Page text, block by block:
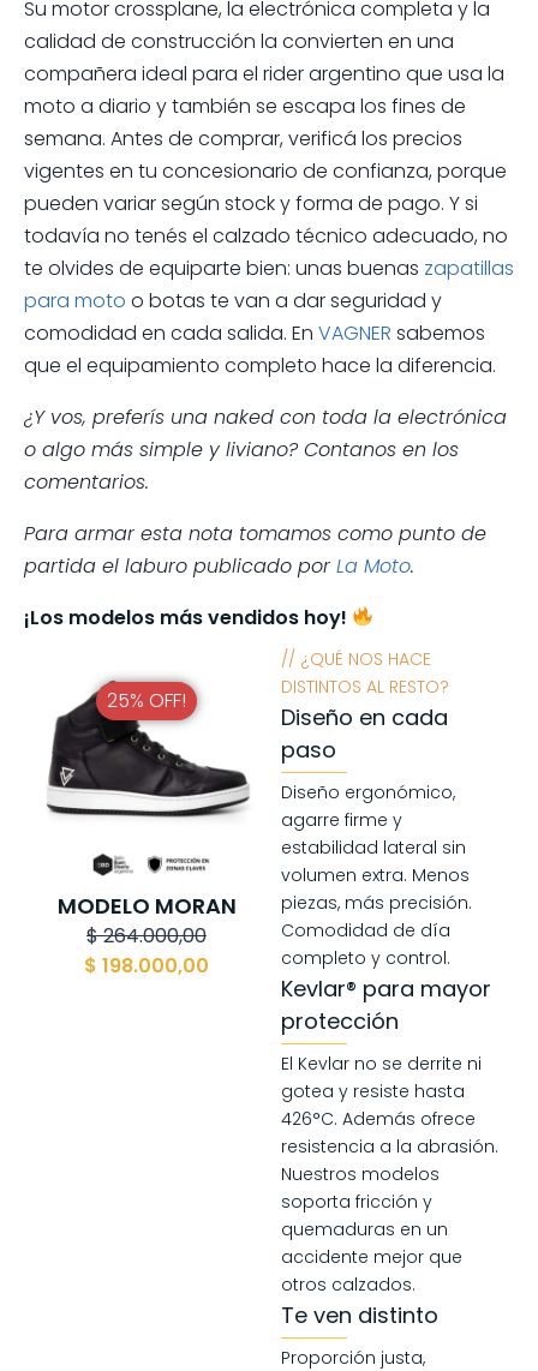
Su motor crossplane, la electrónica completa y la
calidad de construcción la convierten en una
compañera ideal para el rider argentino que usa la
moto a diario y también se escapa los fines de
semana. Antes de comprar, verificá los precios
vigentes en tu concesionario de confianza, porque
pueden variar según stock y forma de pago. Y si
todavía no tenés el calzado técnico adecuado, no
te olvides de equiparte bien: unas buenas zapatillas
para moto o botas te van a dar seguridad y
comodidad en cada salida. En VAGNER sabemos
que el equipamiento completo hace la diferencia.
¿Y vos, preferís una naked con toda la electrónica
o algo más simple y liviano? Contanos en los
comentarios.
Para armar esta nota tomamos como punto de
partida el laburo publicado por La Moto.
¡Los modelos más vendidos hoy!
25% OFF!
MODELO MORAN
$264.000,00
$ 198.000,00
// ¿QUÉ NOS HACE
DISTINTOS AL RESTO?
Diseño en cada
paso
Diseño ergonómico,
agarre firme y
estabilidad lateral sin
volumen extra. Menos
piezas, más precisión.
Comodidad de día
completo y control.
Kevlar® para mayor
protección
El Kevlar no se derrite ni
gotea y resiste hasta
426°C. Además ofrece
resistencia a la abrasión.
Nuestros modelos
soporta fricción y
quemaduras en un
accidente mejor que
otros calzados.
Te ven distinto
Proporción justa,